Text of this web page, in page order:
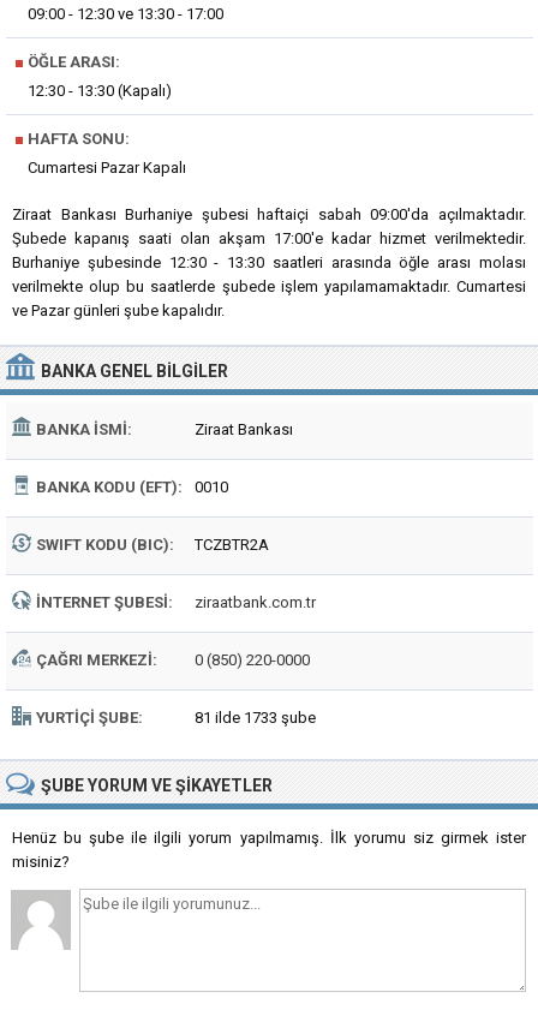
09:00 - 12:30 ve 13:30 - 17:00
■ ÖĞLE ARASI:
12:30 - 13:30 (Kapalı)
■ HAFTA SONU:
Cumartesi Pazar Kapalı
Ziraat Bankası Burhaniye şubesi haftaiçi sabah 09:00'da açılmaktadır.
Şubede kapanış saati olan akşam 17:00'e kadar hizmet verilmektedir.
Burhaniye şubesinde 12:30 - 13:30 saatleri arasında öğle arası molası
verilmekte olup bu saatlerde şubede işlem yapılamamaktadır. Cumartesi
ve Pazar günleri şube kapalıdır.
BANKA GENEL BILGILER
BANKA İSMI: Ziraat Bankası
BANKA KODU (EFT): 0010
SWIFT KODU (BIC): TCZBTR2A
İNTERNET ŞUBESI: ziraatbank.com.tr
ÇAĞRI MERKEZI: 0 (850) 220-0000
YURTIÇI ŞUBE: 81 ilde 1733 şube
ŞUBEYORUM VE ŞIKAYETLER
Henüz bu şube ile ilgili yorum yapılmamış. İlk yorumu siz girmek ister
misiniz?